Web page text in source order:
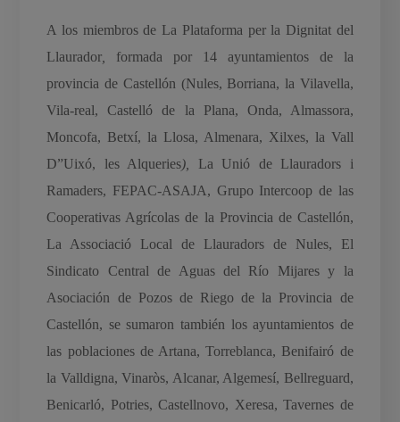
A los miembros de La Plataforma per la Dignitat del
Llaurador
formada por 14 ayuntamientos de la
provincia de Castellón (Nules, Borriana, la Vilavella,
Vila-real, Castelló de la Plana, Onda, Almassora,
Moncofa, Betxí, la Llosa, Almenara, Xilxes, la Vall
D”Uixó, les Alqueries),
La Unió de Llauradors i
Ramaders, FEPAC-ASAJA, Grupo Intercoop de las
Cooperativas Agrícolas de la Provincia de Castellón,
La Associació Local de Llauradors de Nules, El
Sindicato Central de Aguas del Río Mijares y la
Asociación de Pozos de Riego de la Provincia de
Castellón, se sumaron también los ayuntamientos de
las poblaciones de Artana, Torreblanca, Benifairó de
la Valldigna, Vinaròs, Alcanar, Algemesí, Bellreguard,
Benicarló, Potries, Castellnovo, Xeresa, Tavernes de